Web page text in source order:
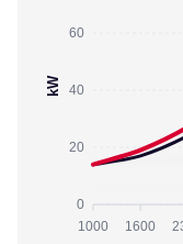
60
40
20
0
kW
1000 1600